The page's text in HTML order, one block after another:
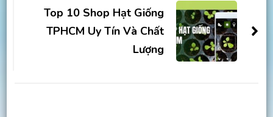
Top 10 Shop Hạt Giống
TPHCM Uy Tín Và Chất
Lượng